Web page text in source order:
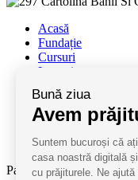
Acasă
Fundație
Cursuri
Lectori
Termeni și condiții
Cum deveniți
SAL ANPC
Parteneri:
Bună ziua
Avem
Suntem bucuroși că
casa noastră digitală
cu prăjiturele. Ne